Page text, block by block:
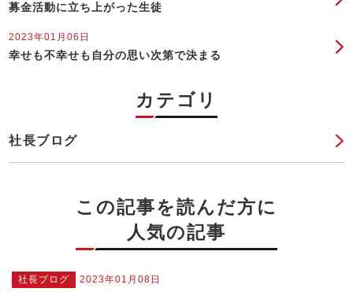
募金活動に立ち上がった生徒
2023年01月06日
幸せも不幸せも自分の思い次第で決まる
カテゴリ
社長ブログ
この記事を読んだ方に
人気の記事
社長ブログ 2023年01月08日